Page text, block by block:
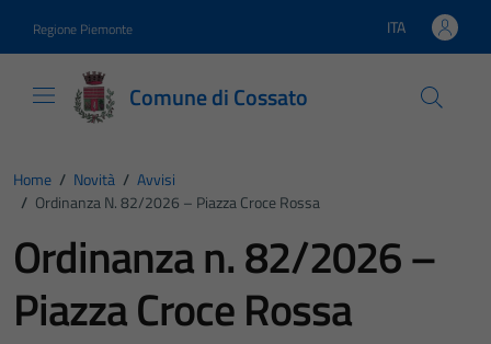
Regione Piemonte Lingua attiva:
ITA
Comune di Cossato
Home / Novità / Avvisi
/ Ordinanza N. 82/2026 – Piazza Croce Rossa
Ordinanza n. 82/2026 –
Piazza Croce Rossa